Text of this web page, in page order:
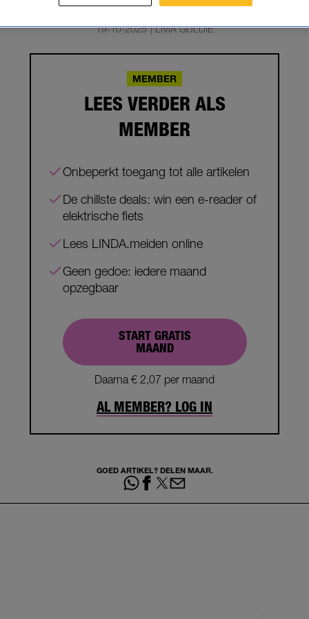
AF: 'ZO BEN JE
19-10-2025 | LIVIA GULDIE
MEMBER
LEES VERDER ALS
MEMBER
Onbeperkt toegang tot alle artikelen
De chillste deals: win een e-reader of
elektrische fiets
Lees LINDA.meiden online
Geen gedoe: iedere maand
opzegbaar
START GRATIS
MAAND
Daarna € 2,07 per maand
AL MEMBER? LOG IN
GOED ARTIKEL? DELEN MAAR.